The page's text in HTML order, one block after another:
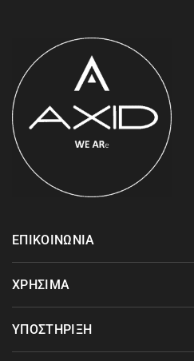
ΕΠΙΚΟΙΝΩΝΙΑ
ΧΡΗΣΙΜΑ
ΥΠΟΣΤΗΡΙΞΗ